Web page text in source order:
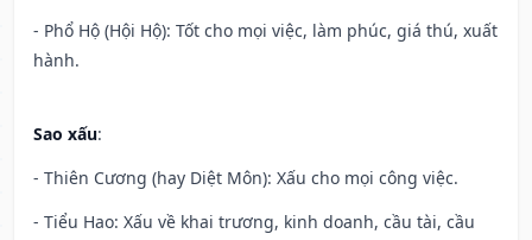
- Phổ Hộ (Hội Hộ): Tốt cho mọi việc, làm phúc, giá thú, xuất
hành.
Sao xấu:
- Thiên Cương (hay Diệt Môn): Xấu cho mọi công việc.
- Tiểu Hao: Xấu về khai trương, kinh doanh, cầu tài, cầu